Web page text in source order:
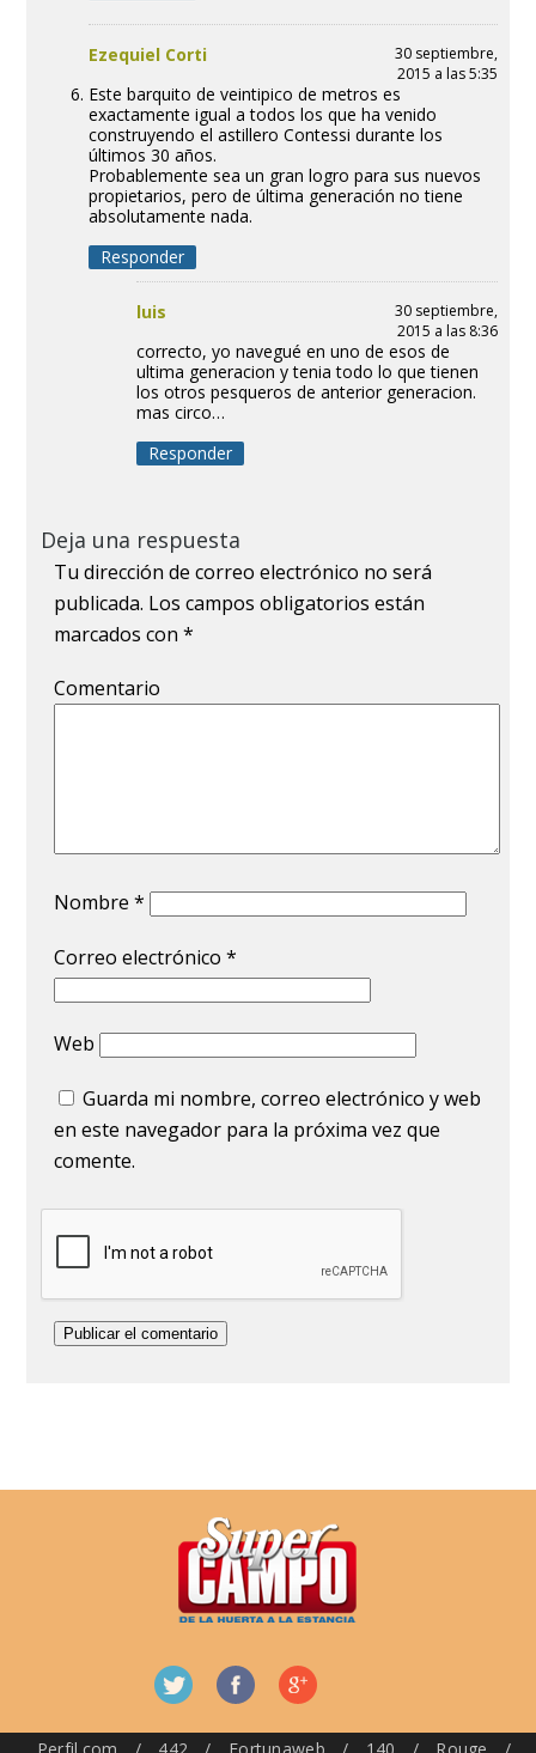
Ezequiel Corti
30 septiembre,
2015 a las 5:35
Este barquito de veintipico de metros es
exactamente igual a todos los que ha venido
construyendo el astillero Contessi durante los
últimos 30 años.
Probablemente sea un gran logro para sus nuevos
propietarios, pero de última generación no tiene
absolutamente nada.
Responder
luis
30 septiembre,
2015 a las 8:36
correcto, yo navegué en uno de esos de
ultima generacion y tenia todo lo que tienen
los otros pesqueros de anterior generacion.
mas circo…
Responder
Deja una respuesta
Tu dirección de correo electrónico no será
publicada. Los campos obligatorios están
marcados con*
Comentario
Nombre*
Correo electrónico*
Web
Guarda mi nombre, correo electrónico y web
en este navegador para la próxima vez que
comente.